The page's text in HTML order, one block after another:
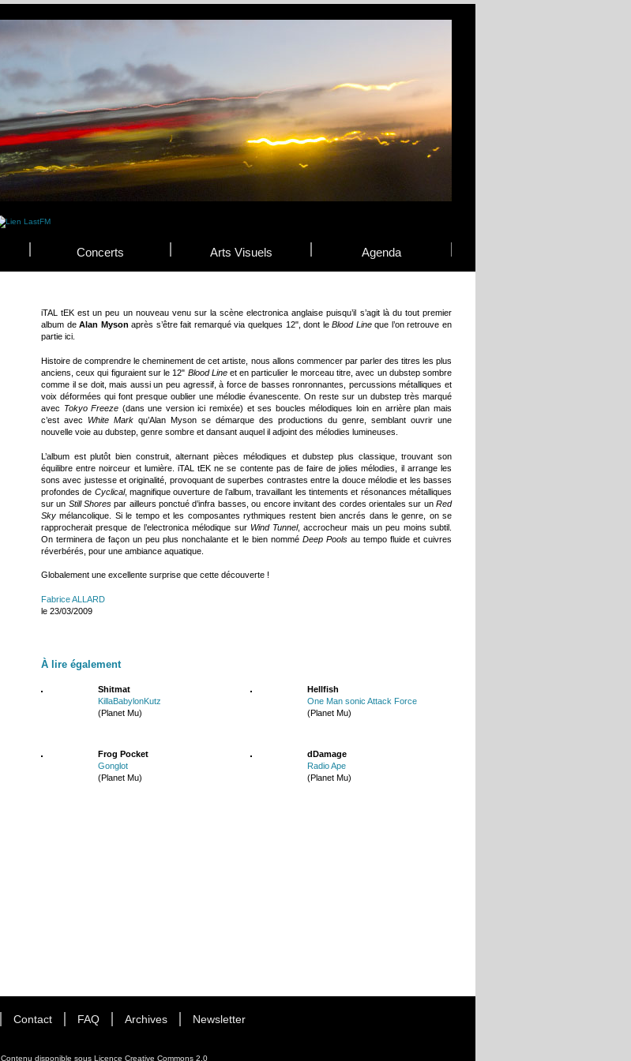
Concerts Arts Visuels Agenda
iTAL tEK est un peu un nouveau venu sur la scène electronica anglaise puisqu’il s’agit là du tout premier
album deAlan Myson après s’être fait remarqué via quelques 12", dont leBlood Lineque l’on retrouve en
partie ici.
Histoire de comprendre le cheminement de cet artiste, nous allons commencer par parler des titres les plus
anciens, ceux qui figuraient sur le 12" Blood Lineet en particulier le morceau titre, avec un dubstep sombre
comme il se doit, mais aussi un peu agressif, à force de basses ronronnantes, percussions métalliques et
voix déformées qui font presque oublier une mélodie évanescente. On reste sur un dubstep très marqué
avec Tokyo Freeze (dans une version ici remixée) et ses boucles mélodiques loin en arrière plan mais
c’est avec White Mark qu’Alan Myson se démarque des productions du genre, semblant ouvrir une
nouvelle voie au dubstep, genre sombre et dansant auquel il adjoint des mélodies lumineuses.
L’album est plutôt bien construit, alternant pièces mélodiques et dubstep plus classique, trouvant son
équilibre entre noirceur et lumière. iTAL tEK ne se contente pas de faire de jolies mélodies, il arrange les
sons avec justesse et originalité, provoquant de superbes contrastes entre la douce mélodie et les basses
profondes de Cyclical, magnifique ouverture de l’album, travaillant les tintements et résonances métalliques
sur un Still Shores par ailleurs ponctué d’infra basses, ou encore invitant des cordes orientales sur unRed
Sky mélancolique. Si le tempo et les composantes rythmiques restent bien ancrés dans le genre, on se
rapprocherait presque de l’electronica mélodique sur Wind Tunnel, accrocheur mais un peu moins subtil.
On terminera de façon un peu plus nonchalante et le bien nommé Deep Poolsau tempo fluide et cuivres
réverbérés, pour une ambiance aquatique.
Globalement une excellente surprise que cette découverte !
Fabrice ALLARD
le 23/03/2009
À lire également
Shitmat
KillaBabylonKutz
(Planet Mu)
Hellfish
One Man sonic Attack Force
(Planet Mu)
Frog Pocket
Gonglot
(Planet Mu)
dDamage
Radio Ape
(Planet Mu)
Contact FAQ Archives Newsletter
Contenu disponible sous Licence Creative Commons 2.0